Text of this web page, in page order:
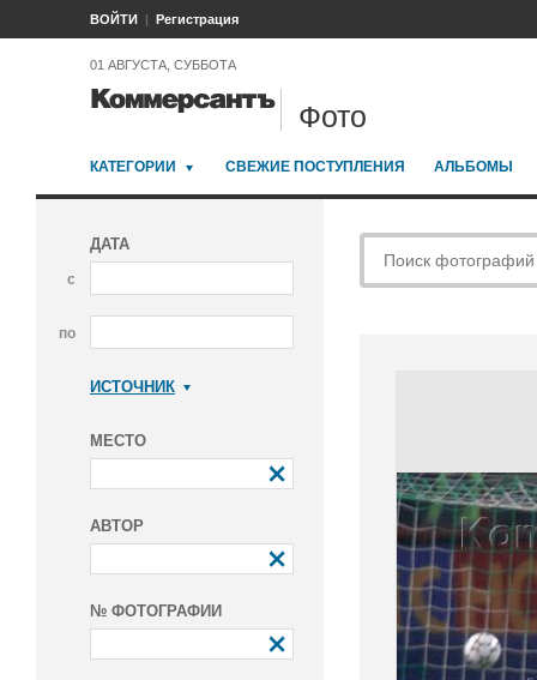
ВОЙТИ Регистрация
01 АВГУСТА, СУББОТА
Фото
КАТЕГОРИИ СВЕЖИЕ ПОСТУПЛЕНИЯ АЛЬБОМЫ
ДАТА
с
по
ИСТОЧНИК
МЕСТО
АВТОР
№ ФОТОГРАФИИ